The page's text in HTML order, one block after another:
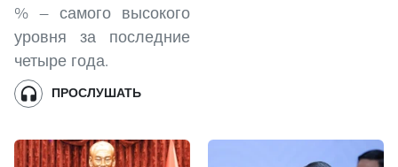
% — самого высокого
уровня за последние
четыре года.
ПРОСЛУШАТЬ